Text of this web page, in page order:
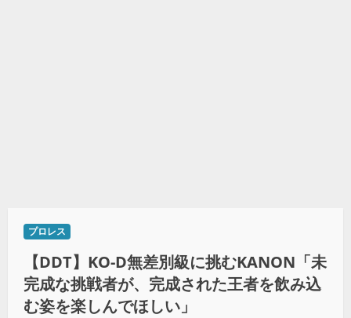
プロレス
【DDT】KO-D無差別級に挑むKANON「未
完成な挑戦者が、完成された王者を飲み込
む姿を楽しんでほしい」